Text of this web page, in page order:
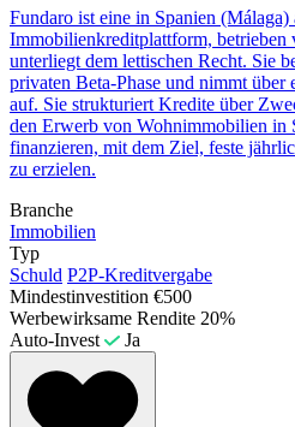
Fundaro ist eine in Spanien (Málaga)
Immobilienkreditplattform, betrieben
unterliegt dem lettischen Recht. Sie
privaten Beta-Phase und nimmt über
auf. Sie strukturiert Kredite über
den Erwerb von Wohnimmobilien in
finanzieren, mit dem Ziel, feste
zu erzielen.
Branche
Immobilien
Typ
Schuld P2P-Kreditvergabe
Mindestinvestition €500
Werbewirksame Rendite 20%
Auto-Invest
Ja